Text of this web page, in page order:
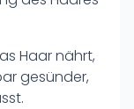
Haar nährt,
gesünder,